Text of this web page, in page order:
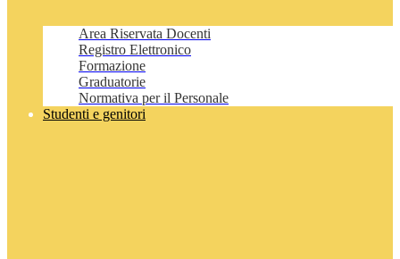
Area Riservata Docenti
Registro Elettronico
Formazione
Graduatorie
Normativa per il Personale
Studenti e genitori